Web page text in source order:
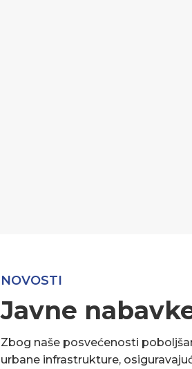
NOVOSTI
Javne
Zbog naše posvećenosti
urbane infrastrukture,